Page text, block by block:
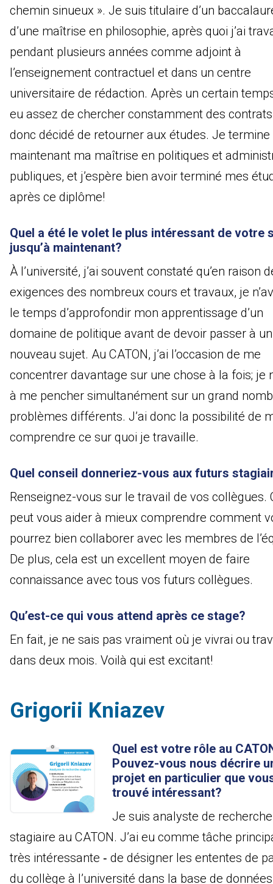
chemin sinueux ». Je suis titulaire d’un
d’une maîtrise en philosophie, après quoi j’ai
pendant plusieurs années comme adjoint à
l’enseignement contractuel et dans un centre
universitaire de rédaction. Après un certain
eu assez de chercher constamment des contrats
donc décidé de retourner aux études. Je termine
maintenant ma maîtrise en politiques et
publiques, et j’espère bien avoir terminé mes
après ce diplôme!
Quel a été le volet le plus intéressant de votre
jusqu’à maintenant?
À l’université, j’ai souvent constaté qu’en raison
exigences des nombreux cours et travaux, je
le temps d’approfondir mon apprentissage d’un
domaine de politique avant de devoir passer à un
nouveau sujet. Au CATON, j’ai l’occasion de me
concentrer davantage sur une chose à la fois; je
à me pencher simultanément sur un grand
problèmes différents. J’ai donc la possibilité de
comprendre ce sur quoi je travaille.
Quel conseil donneriez-vous aux futurs
Renseignez-vous sur le travail de vos collègues.
peut vous aider à mieux comprendre comment
pourrez bien collaborer avec les membres de
De plus, cela est un excellent moyen de faire
connaissance avec tous vos futurs collègues.
Qu’est-ce qui vous attend après ce stage?
En fait, je ne sais pas vraiment où je vivrai ou
dans deux mois. Voilà qui est excitant!
Grigorii Kniazev
Quel est votre rôle au
Pouvez-vous nous décrire
projet en particulier que
trouvé intéressant?
Je suis analyste de recherche
stagiaire au CATON. J’ai eu comme tâche
très intéressante ‑ de désigner les ententes de
du collège à l’université dans la base de